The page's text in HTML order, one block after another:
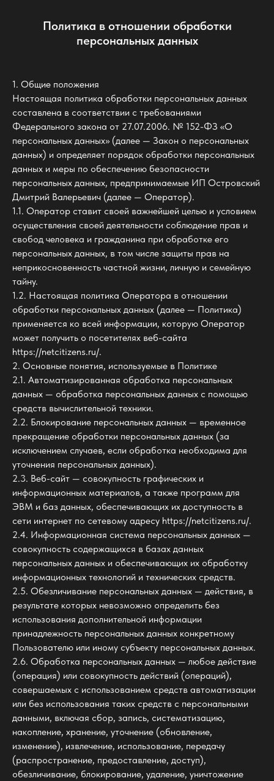
Политика в отношении обработки
персональных данных
1. Общие положения
Настоящая политика обработки персональных данных
составлена в соответствии с требованиями
Федерального закона от 27.07.2006. № 152-ФЗ «О
персональных данных» (далее — Закон о персональных
данных) и определяет порядок обработки персональных
данных и меры по обеспечению безопасности
персональных данных, предпринимаемые ИП Островский
Дмитрий Валерьевич (далее — Оператор).
1.1. Оператор ставит своей важнейшей целью и условием
осуществления своей деятельности соблюдение прав и
свобод человека и гражданина при обработке его
персональных данных, в том числе защиты прав на
неприкосновенность частной жизни, личную и семейную
тайну.
1.2. Настоящая политика Оператора в отношении
обработки персональных данных (далее — Политика)
применяется ко всей информации, которую Оператор
может получить о посетителях веб-сайта
https://netcitizens.ru/.
2. Основные понятия, используемые в Политике
2.1. Автоматизированная обработка персональных
данных — обработка персональных данных с помощью
средств вычислительной техники.
2.2. Блокирование персональных данных — временное
прекращение обработки персональных данных (за
исключением случаев, если обработка необходима для
уточнения персональных данных).
2.3. Веб-сайт — совокупность графических и
информационных материалов, а также программ для
ЭВМ и баз данных, обеспечивающих их доступность в
сети интернет по сетевому адресу https://netcitizens.ru/.
2.4. Информационная система персональных данных —
совокупность содержащихся в базах данных
персональных данных и обеспечивающих их обработку
информационных технологий и технических средств.
2.5. Обезличивание персональных данных — действия, в
результате которых невозможно определить без
использования дополнительной информации
принадлежность персональных данных конкретному
Пользователю или иному субъекту персональных данных.
2.6. Обработка персональных данных — любое действие
(операция) или совокупность действий (операций),
совершаемых с использованием средств автоматизации
или без использования таких средств с персональными
данными, включая сбор, запись, систематизацию,
накопление, хранение, уточнение (обновление,
изменение), извлечение, использование, передачу
(распространение, предоставление, доступ),
обезличивание, блокирование, удаление, уничтожение